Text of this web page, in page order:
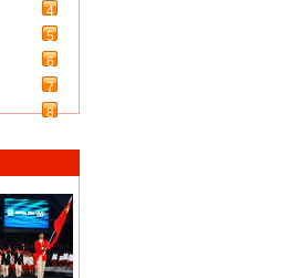
4
5
6
7
8